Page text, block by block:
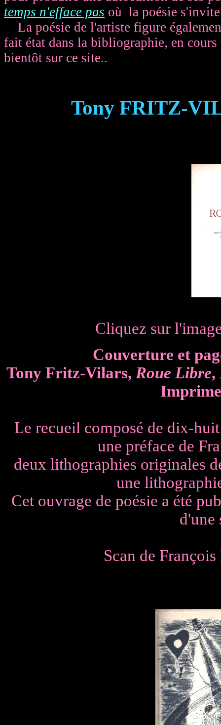
temps n'efface pas où la poésie
La poésie de l'artiste figure
fait état dans la bibliographie, en cours
bientôt sur ce site..
Tony FRITZ-
Cliquez sur
Couverture et
Tony Fritz-Vilars, Roue Libre,
Le recueil composé de dix-
une préface de
deux lithographies originales
une
Cet ouvrage de poésie a été
d'une
Scan de